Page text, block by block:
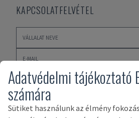
KAPCSOLATFELVÉTEL
Adatvédelmi tájékoztató
számára
Sütiket használunk az élmény